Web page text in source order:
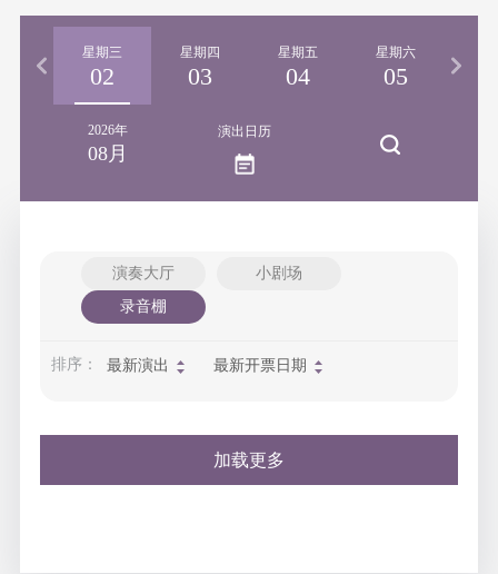
星期三
02
星期四
03
星期五
04
星期六
05
2026年
08月
演出日历
演奏大厅
小剧场
录音棚
排序： 最新演出 最新开票日期
加载更多